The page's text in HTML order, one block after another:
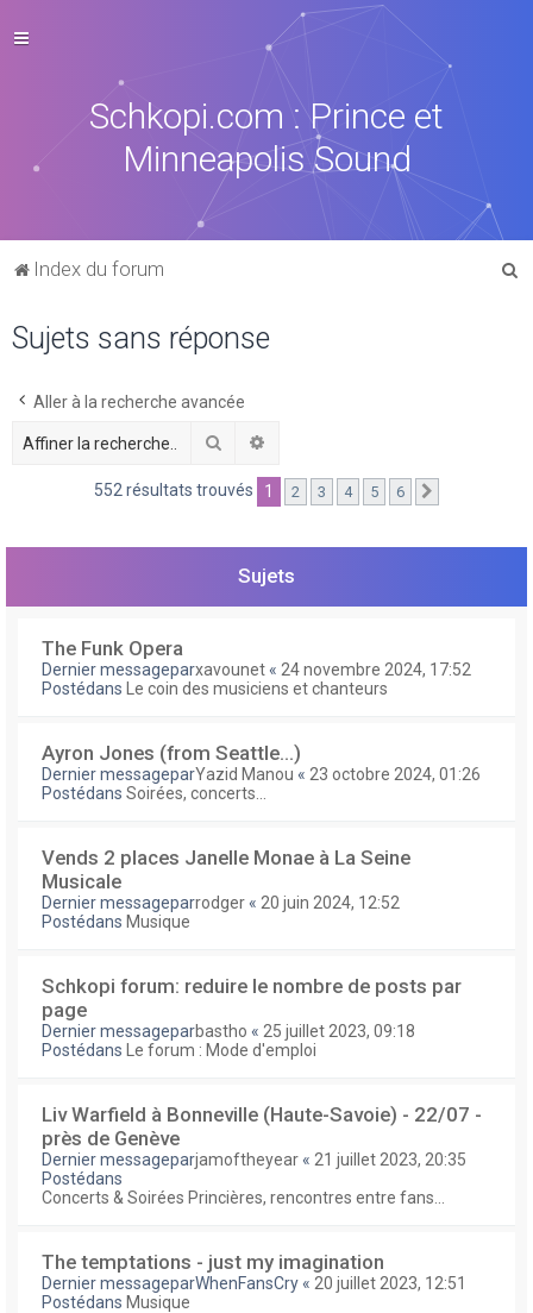
Schkopi.com : Prince et
Minneapolis Sound
Index du forum
Sujets sans réponse
Aller à la recherche avancée
Rechercher
552 résultats trouvés 1 2 3 4 5 6
Sujets
The Funk Opera
Dernier messageparxavounet « 24 novembre 2024, 17:52
Postédans
Le coin des musiciens et chanteurs
Ayron Jones (from Seattle...)
Dernier messageparYazid Manou « 23 octobre 2024, 01:26
Postédans Soirées, concerts...
Vends 2 places Janelle Monae à La Seine
Musicale
Dernier messageparrodger « 20 juin 2024, 12:52
Postédans Musique
Schkopi forum: reduire le nombre de posts par
page
Dernier messageparbastho « 25 juillet 2023, 09:18
Postédans
Le forum : Mode d'emploi
Liv Warfield à Bonneville (Haute-Savoie) - 22/07 -
près de Genève
Dernier messageparjamoftheyear « 21 juillet 2023, 20:35
Postédans
Concerts & Soirées Princières, rencontres entre fans...
The temptations - just my imagination
Dernier messageparWhenFansCry « 20 juillet 2023, 12:51
Postédans Musique